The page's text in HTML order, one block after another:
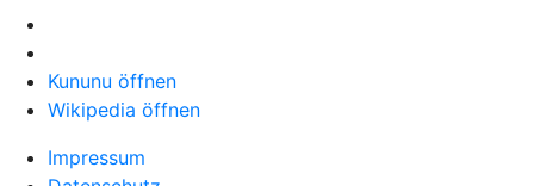
Kununu öffnen
Wikipedia öffnen
Impressum